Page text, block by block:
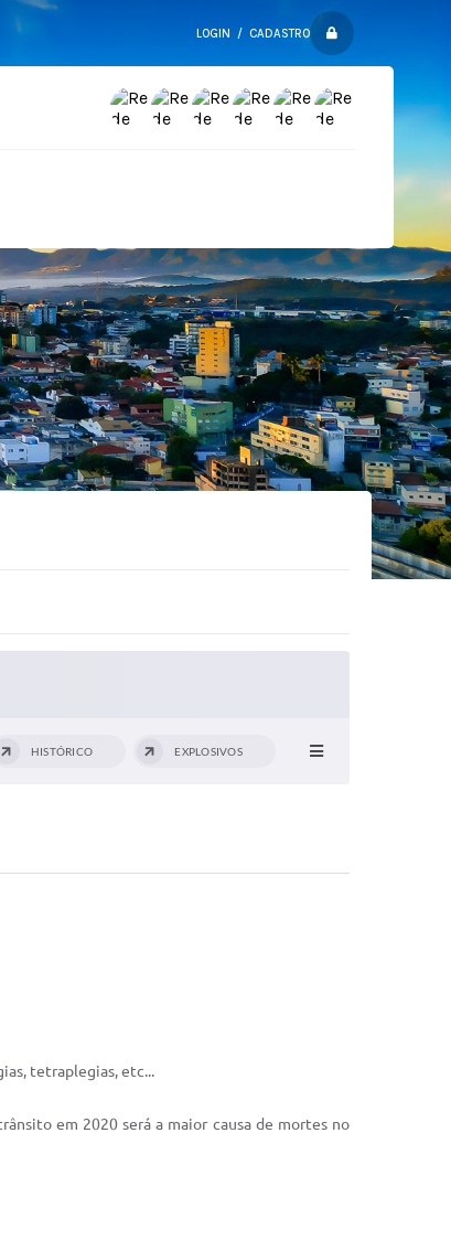
LOGIN / CADASTRO
HISTÓRICO EXPLOSIVOS
tetraplegias, etc...
em 2020 será a maior causa de mortes no